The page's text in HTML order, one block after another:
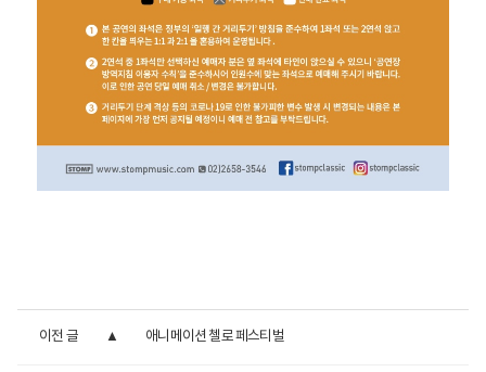
이전 글 애니메이션 첼로 페스티벌